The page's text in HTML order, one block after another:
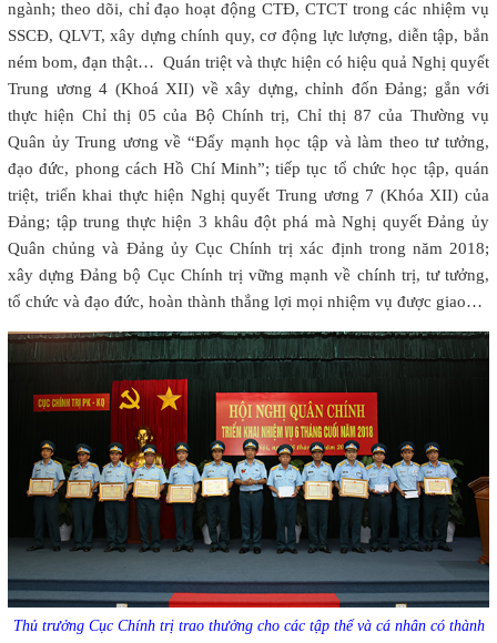
ngành; theo dõi, chỉ đạo hoạt động CTĐ, CTCT trong các nhiệm vụ
SSCĐ, QLVT, xây dựng chính quy, cơ động lực lượng, diễn tập, bắn
ném bom, đạn thật… Quán triệt và thực hiện có hiệu quả Nghị quyết
Trung ương 4 (Khoá XII) về xây dựng, chỉnh đốn Đảng; gắn với
thực hiện Chỉ thị 05 của Bộ Chính trị, Chỉ thị 87 của Thường vụ
Quân ủy Trung ương về “Đẩy mạnh học tập và làm theo tư tưởng,
đạo đức, phong cách Hồ Chí Minh”; tiếp tục tổ chức học tập, quán
triệt, triển khai thực hiện Nghị quyết Trung ương 7 (Khóa XII) của
Đảng; tập trung thực hiện 3 khâu đột phá mà Nghị quyết Đảng ủy
Quân chủng và Đảng ủy Cục Chính trị xác định trong năm 2018;
xây dựng Đảng bộ Cục Chính trị vững mạnh về chính trị, tư tưởng,
tổ chức và đạo đức, hoàn thành thắng lợi mọi nhiệm vụ được giao…
Thủ trưởng Cục Chính trị trao thưởng cho các tập thể và cá nhân có thành